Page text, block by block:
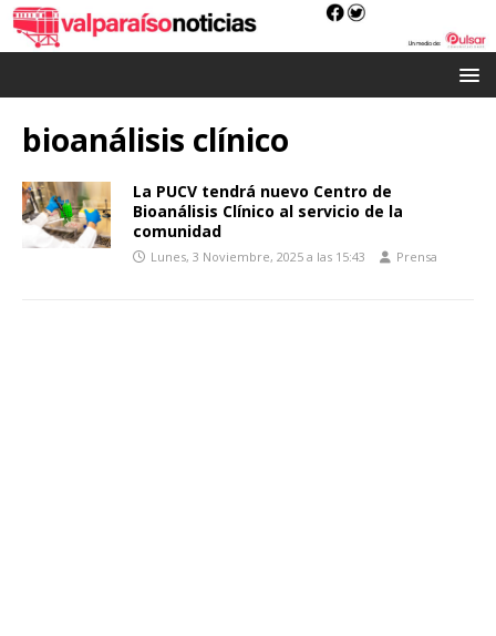
bioanálisis clínico
La PUCV tendrá nuevo Centro de
Bioanálisis Clínico al servicio de la
comunidad
Lunes, 3 Noviembre, 2025 a las 15:43 Prensa